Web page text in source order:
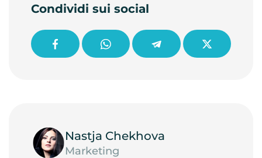
Condividi sui social
Nastja Chekhova
Marketing